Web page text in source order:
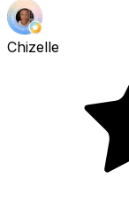
Chizelle